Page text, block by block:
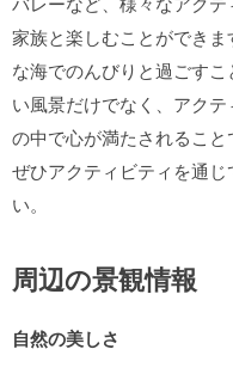
家族と楽しむことができ
な海でのんびりと過ごす
い風景だけでなく、アク
の中で心が満たされること
ぜひアクティビティを通
い。
周辺の景観情報
自然の美しさ